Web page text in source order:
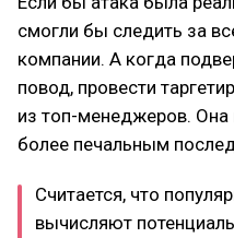
смогли бы следить за
компании. А когда
повод, провести
из топ-менеджеров. Она
более печальным
Считается, что
вычисляют